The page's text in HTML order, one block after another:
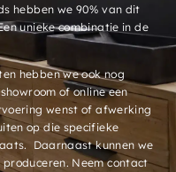
hebben we 90% van dit
unieke combinatie in de
hebben we ook nog
of online een
wenst of afwerking
op die specifieke
Daarnaast kunnen we
Neem contact